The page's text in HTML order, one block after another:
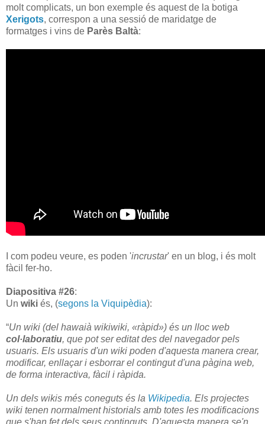
molt complicats, un bon exemple és aquest de la botiga
Xerigots, correspon a una sessió de maridatge de
formatges i vins de Parès Baltà:
I com podeu veure, es poden 'incrustar' en un blog, i és molt
fàcil fer-ho.
Diapositiva #26:
Un wiki és, (segons la Viquipèdia):
“Un wiki (del hawaià wikiwiki, «ràpid») és un lloc web
col·laboratiu, que pot ser editat des del navegador pels
usuaris. Els usuaris d'un wiki poden d'aquesta manera crear,
modificar, enllaçar i esborrar el contingut d'una pàgina web,
de forma interactiva, fàcil i ràpida.
Un dels wikis més coneguts és la Wikipedia. Els projectes
wiki tenen normalment historials amb totes les modificacions
que s'han fet dels seus continguts. D'aquesta manera se'n